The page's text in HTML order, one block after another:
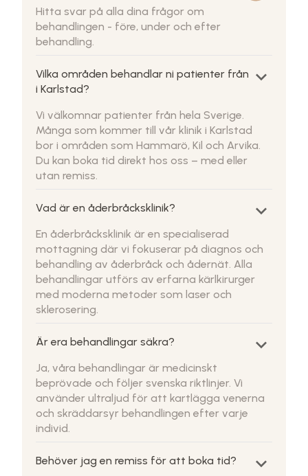
Hitta svar på alla dina frågor om
behandlingen - före, under och efter
behandling.
Vilka områden behandlar ni patienter från
i Karlstad?
keyboard_arrow_down
Vi välkomnar patienter från hela Sverige.
Många som kommer till vår klinik i Karlstad
bor i områden som Hammarö, Kil och Arvika.
Du kan boka tid direkt hos oss – med eller
utan remiss.
Vad är en åderbråcksklinik? keyboard_arrow_down
En åderbråcksklinik är en specialiserad
mottagning där vi fokuserar på diagnos och
behandling av åderbråck och ådernät. Alla
behandlingar utförs av erfarna kärlkirurger
med moderna metoder som laser och
sklerosering.
Är era behandlingar säkra? keyboard_arrow_down
Ja, våra behandlingar är medicinskt
beprövade och följer svenska riktlinjer. Vi
använder ultraljud för att kartlägga venerna
och skräddarsyr behandlingen efter varje
individ.
Behöver jag en remiss för att boka tid? keyboard_arrow_down